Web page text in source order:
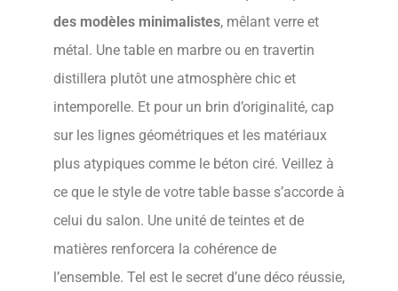
des modèles minimalistes, mêlant verre et
métal. Une table en marbre ou en travertin
distillera plutôt une atmosphère chic et
intemporelle. Et pour un brin d’originalité, cap
sur les lignes géométriques et les matériaux
plus atypiques comme le béton ciré. Veillez à
ce que le style de votre table basse s’accorde à
celui du salon. Une unité de teintes et de
matières renforcera la cohérence de
l’ensemble. Tel est le secret d’une déco réussie,